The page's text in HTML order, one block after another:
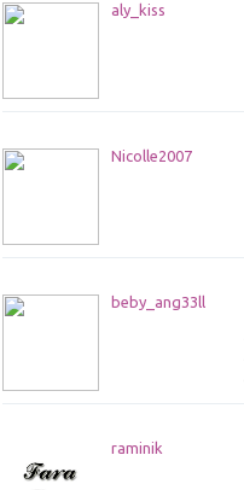
aly_kiss
Nicolle2007
beby_ang33ll
raminik